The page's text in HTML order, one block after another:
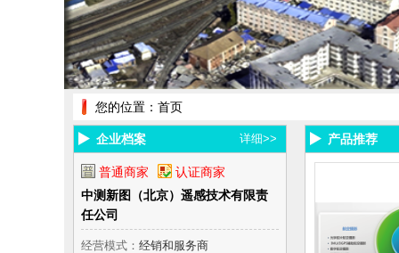
您的位置： 首页
企业档案 详细>>
普通商家
认证商家
中测新图（北京）遥感技术有限责
任公司
经营模式： 经销和服务商
产品推荐